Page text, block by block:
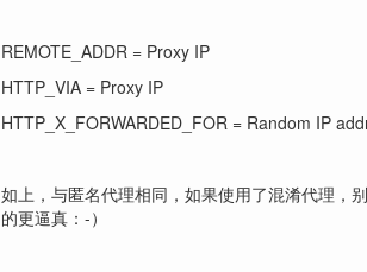
REMOTE_ADDR = Proxy IP
HTTP_VIA = Proxy IP
HTTP_X_FORWARDED_FOR = Random IP
如上，与匿名代理相同，如果使用了混淆代理，
的更逼真：-）